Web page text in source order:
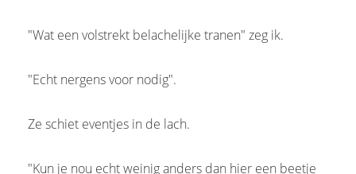
"Wat een volstrekt belachelijke tranen" zeg ik.
"Echt nergens voor nodig".
Ze schiet eventjes in de lach.
"Kun je nou echt weinig anders dan hier een beetje